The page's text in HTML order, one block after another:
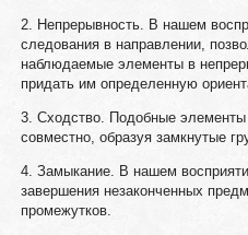
2. Непрерывность. В нашем
следования в направлении,
наблюдаемые элементы в
придать им определенную
3. Сходство. Подобные
совместно, образуя замкнутые
4. Замыкание. В нашем
завершения незаконченных
промежутков.